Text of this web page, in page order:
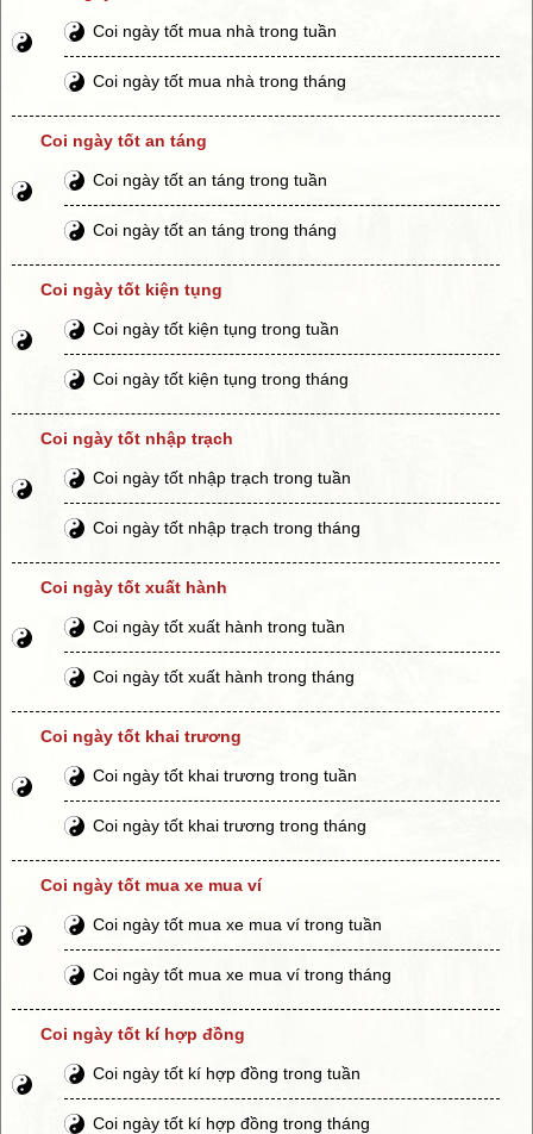
Coi ngày tốt mua nhà trong tuần
Coi ngày tốt mua nhà trong tháng
Coi ngày tốt an táng
Coi ngày tốt an táng trong tuần
Coi ngày tốt an táng trong tháng
Coi ngày tốt kiện tụng
Coi ngày tốt kiện tụng trong tuần
Coi ngày tốt kiện tụng trong tháng
Coi ngày tốt nhập trạch
Coi ngày tốt nhập trạch trong tuần
Coi ngày tốt nhập trạch trong tháng
Coi ngày tốt xuất hành
Coi ngày tốt xuất hành trong tuần
Coi ngày tốt xuất hành trong tháng
Coi ngày tốt khai trương
Coi ngày tốt khai trương trong tuần
Coi ngày tốt khai trương trong tháng
Coi ngày tốt mua xe mua ví
Coi ngày tốt mua xe mua ví trong tuần
Coi ngày tốt mua xe mua ví trong tháng
Coi ngày tốt kí hợp đồng
Coi ngày tốt kí hợp đồng trong tuần
Coi ngày tốt kí hợp đồng trong tháng